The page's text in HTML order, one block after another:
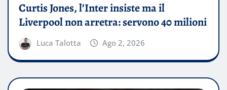
Curtis Jones, l’Inter insiste ma il
Liverpool non arretra: servono 40 milioni
Luca Talotta Ago 2, 2026